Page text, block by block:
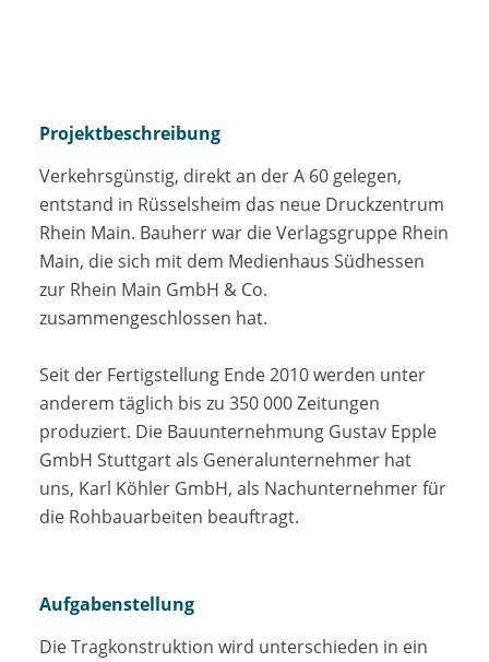
Projektbeschreibung
Verkehrsgünstig, direkt an der A 60 gelegen,
entstand in Rüsselsheim das neue Druckzentrum
Rhein Main. Bauherr war die Verlagsgruppe Rhein
Main, die sich mit dem Medienhaus Südhessen
zur Rhein Main GmbH & Co.
zusammengeschlossen hat.
Seit der Fertigstellung Ende 2010 werden unter
anderem täglich bis zu 350 000 Zeitungen
produziert. Die Bauunternehmung Gustav Epple
GmbH Stuttgart als Generalunternehmer hat
uns, Karl Köhler GmbH, als Nachunternehmer für
die Rohbauarbeiten beauftragt.
Aufgabenstellung
Die Tragkonstruktion wird unterschieden in ein